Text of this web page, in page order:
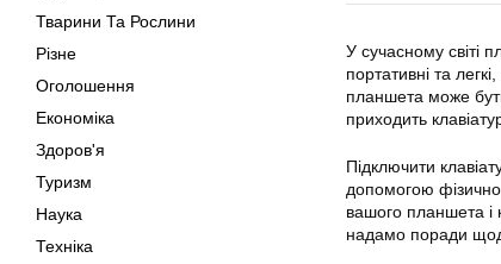
Тварини Та Рослини
Різне
Оголошення
Економіка
Здоров'я
Туризм
Наука
Техніка
У сучасному світі
портативні та
планшета може
приходить
Підключити
допомогою
вашого планшета і
надамо поради